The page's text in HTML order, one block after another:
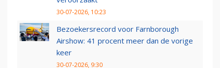
30-07-2026, 10:23
Bezoekersrecord voor Farnborough
Airshow: 41 procent meer dan de vorige
keer
30-07-2026, 9:30